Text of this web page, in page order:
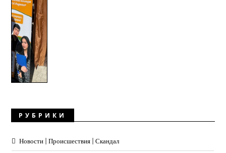
РУБРИКИ
Новости | Происшествия | Скандал